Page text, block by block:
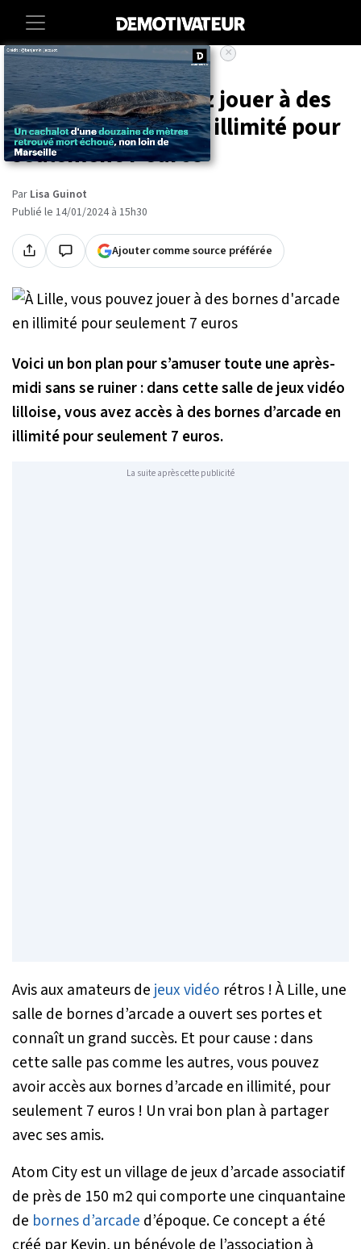
Accueil Societe Insolite
À Lille, vous pouvez jouer à des
bornes d'arcade en illimité pour
seulement 7 euros
Par Lisa Guinot
Publié le 14/01/2024 à 15h30
Ajouter comme source préférée
Voici un bon plan pour s’amuser toute une après-
midi sans se ruiner : dans cette salle de jeux vidéo
lilloise, vous avez accès à des bornes d’arcade en
illimité pour seulement 7 euros.
La suite après cette publicité
Avis aux amateurs de jeux vidéo rétros ! À Lille, une
salle de bornes d’arcade a ouvert ses portes et
connaît un grand succès. Et pour cause : dans
cette salle pas comme les autres, vous pouvez
avoir accès aux bornes d’arcade en illimité, pour
seulement 7 euros ! Un vrai bon plan à partager
avec ses amis.
Atom City est un village de jeux d’arcade associatif
de près de 150 m2 qui comporte une cinquantaine
de bornes d’arcade d’époque. Ce concept a été
×